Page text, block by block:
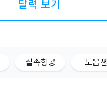
달력 보기
실속항공 노옵션